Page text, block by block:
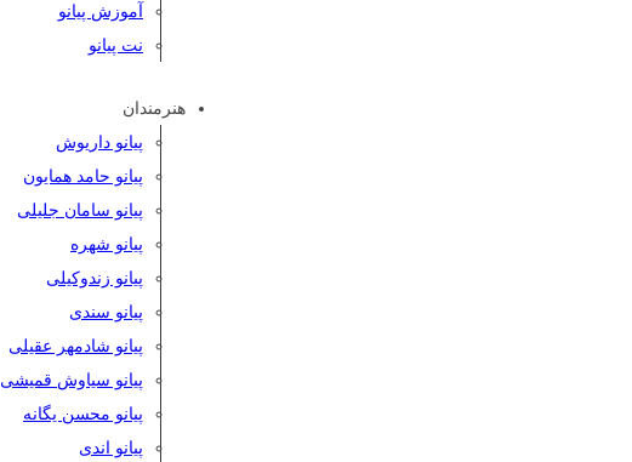
آموزش پیانو
نت پیانو
هنرمندان
پیانو داریوش
پیانو حامد همایون
پیانو سامان جلیلی
پیانو شهره
پیانو زندوکیلی
پیانو سندی
پیانو شادمهر عقیلی
پیانو سیاوش قمیشی
پیانو محسن یگانه
پیانو اندی